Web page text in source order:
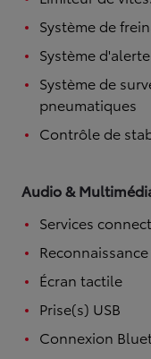
Système de
Système
Système de
pneumatiques
Contrôle de
Audio &
Services
Écran tactile
Prise(s) USB
Connexion